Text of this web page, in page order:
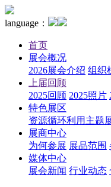
language：
首页
展会概况
2026展会介绍 组织
上届回顾
2025回顾 2025照片
特色展区
资源循环利用主题
展商中心
为何参展 展品范围
媒体中心
展会新闻 行业动态